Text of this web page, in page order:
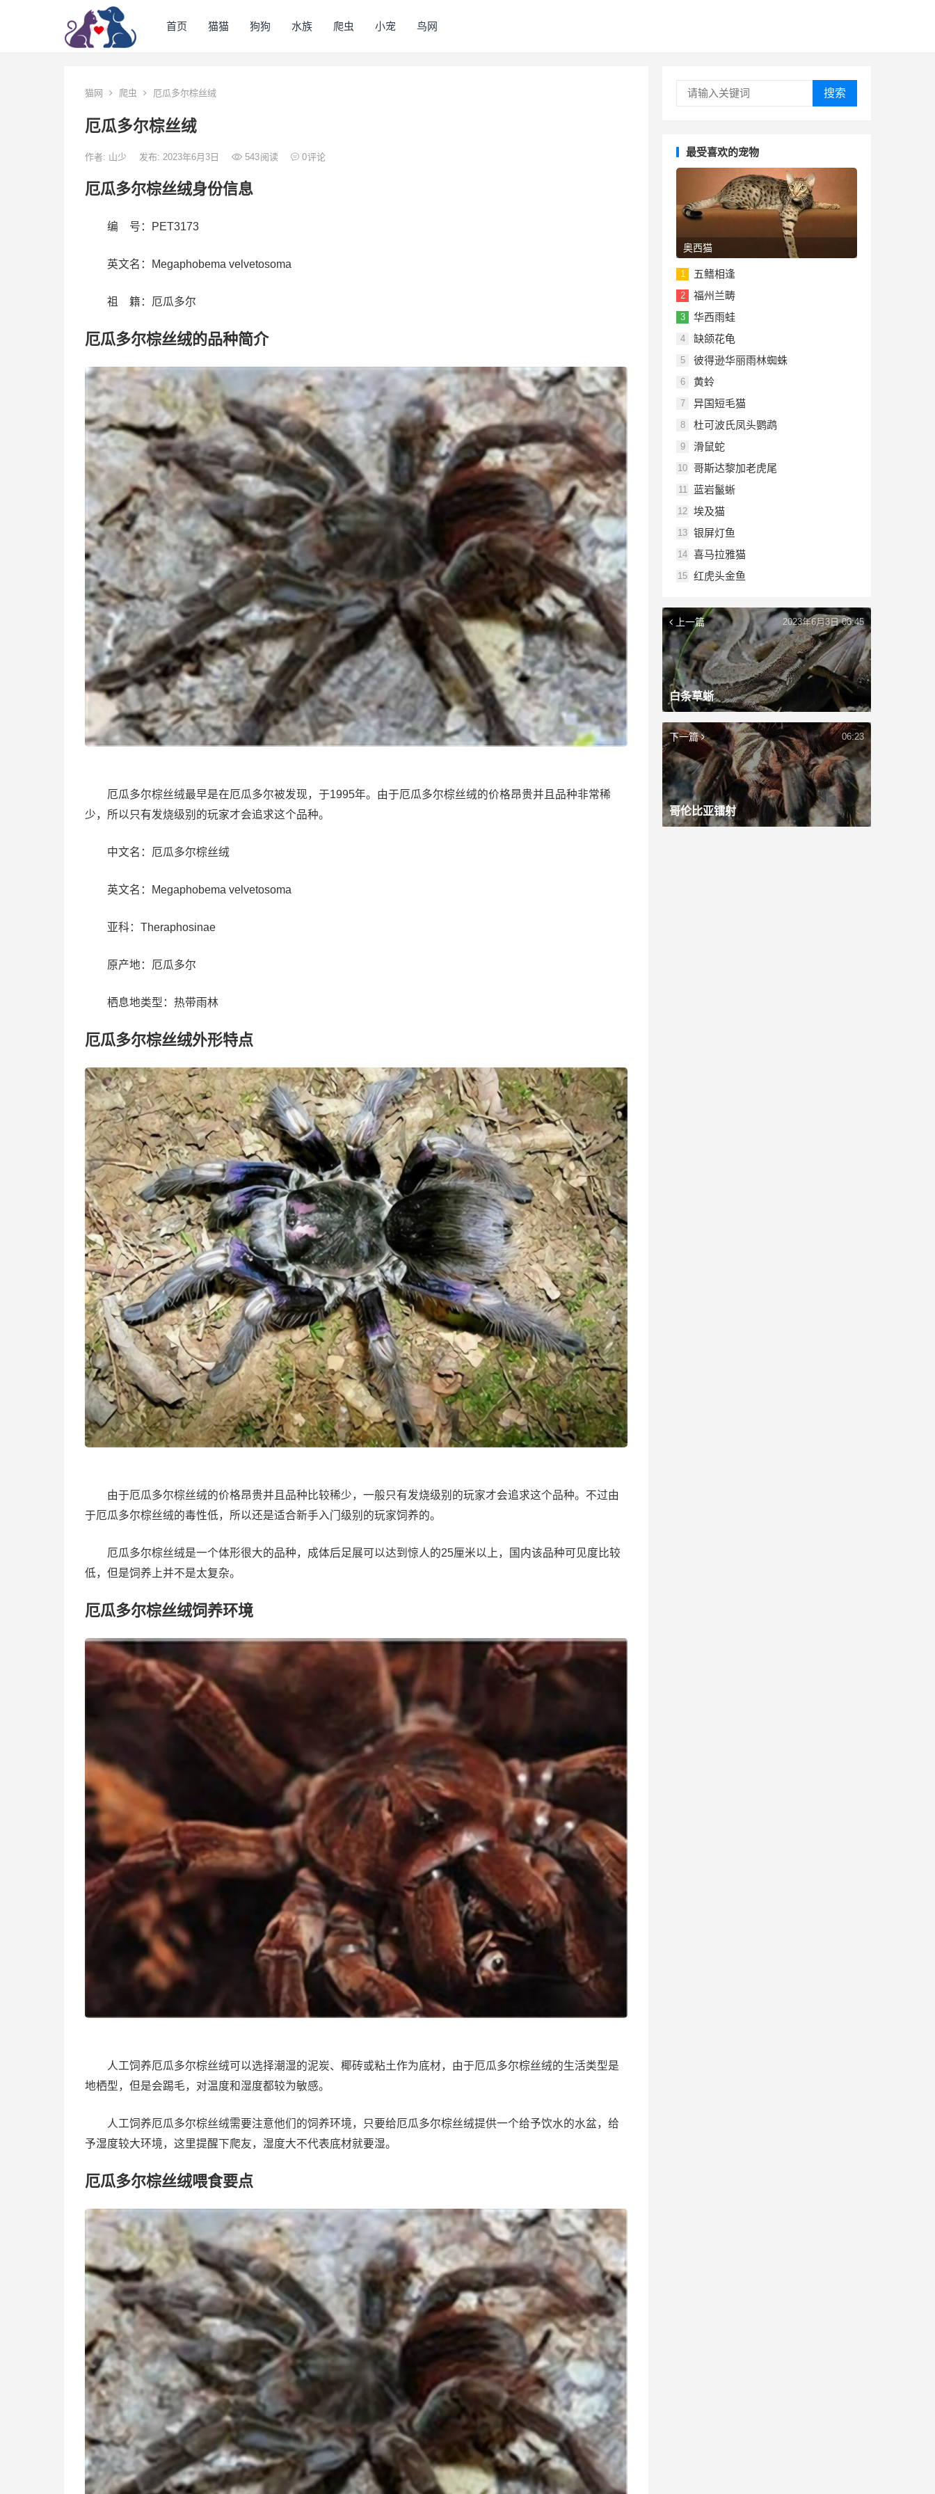
首页 猫猫 狗狗 水族 爬虫 小宠 鸟网
猫网 爬虫 厄瓜多尔棕丝绒
厄瓜多尔棕丝绒
作者: 山少 发布: 2023年6月3日 543阅读 0评论
厄瓜多尔棕丝绒身份信息
编 号：PET3173
英文名：Megaphobema velvetosoma
祖 籍：厄瓜多尔
厄瓜多尔棕丝绒的品种简介
厄瓜多尔棕丝绒最早是在厄瓜多尔被发现，于1995年。由于厄瓜多尔棕丝绒的价格昂贵并且品种非常稀
少，所以只有发烧级别的玩家才会追求这个品种。
中文名：厄瓜多尔棕丝绒
英文名：Megaphobema velvetosoma
亚科：Theraphosinae
原产地：厄瓜多尔
栖息地类型：热带雨林
厄瓜多尔棕丝绒外形特点
由于厄瓜多尔棕丝绒的价格昂贵并且品种比较稀少，一般只有发烧级别的玩家才会追求这个品种。不过由
于厄瓜多尔棕丝绒的毒性低，所以还是适合新手入门级别的玩家饲养的。
厄瓜多尔棕丝绒是一个体形很大的品种，成体后足展可以达到惊人的25厘米以上，国内该品种可见度比较
低，但是饲养上并不是太复杂。
厄瓜多尔棕丝绒饲养环境
人工饲养厄瓜多尔棕丝绒可以选择潮湿的泥炭、椰砖或粘土作为底材，由于厄瓜多尔棕丝绒的生活类型是
地栖型，但是会踢毛，对温度和湿度都较为敏感。
人工饲养厄瓜多尔棕丝绒需要注意他们的饲养环境，只要给厄瓜多尔棕丝绒提供一个给予饮水的水盆，给
予湿度较大环境，这里提醒下爬友，湿度大不代表底材就要湿。
厄瓜多尔棕丝绒喂食要点
搜索
最受喜欢的宠物
奥西猫
1 五鳍相逢
2 福州兰畴
3 华西雨蛙
4 缺颌花龟
5 彼得逊华丽雨林蜘蛛
6 黄蛉
7 异国短毛猫
8 杜可波氏凤头鹦鹉
9 滑鼠蛇
10 哥斯达黎加老虎尾
11 蓝岩鬣蜥
12 埃及猫
13 银屏灯鱼
14 喜马拉雅猫
15 红虎头金鱼
上一篇
白条草蜥
2023年6月3日 06:45
下一篇
哥伦比亚镭射
06:23